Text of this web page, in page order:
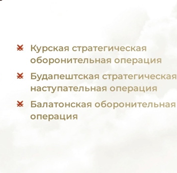
Курская стратегическая
оборонительная операция
Будапештская стратегическая
наступательная операция
Балатонская оборонительная
операция